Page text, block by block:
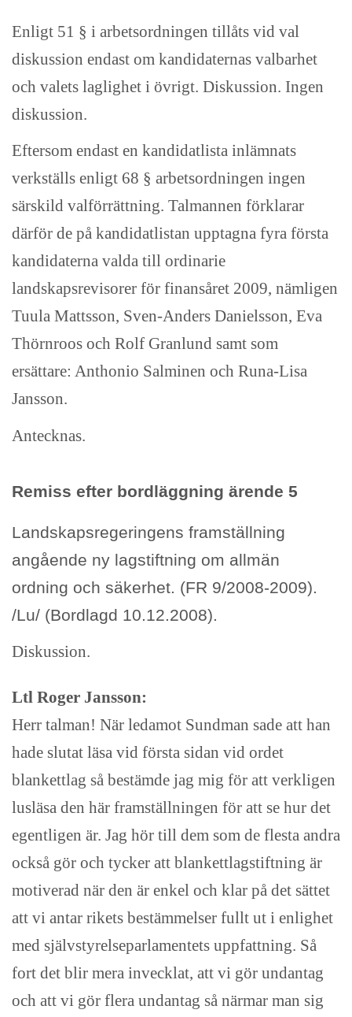
Enligt 51 § i arbetsordningen tillåts vid val
diskussion endast om kandidaternas valbarhet
och valets laglighet i övrigt. Diskussion. Ingen
diskussion.
Eftersom endast en kandidatlista inlämnats
verkställs enligt 68 § arbetsordningen ingen
särskild valförrättning. Talmannen förklarar
därför de på kandidatlistan upptagna fyra första
kandidaterna valda till ordinarie
landskapsrevisorer för finansåret 2009, nämligen
Tuula Mattsson, Sven-Anders Danielsson, Eva
Thörnroos och Rolf Granlund samt som
ersättare: Anthonio Salminen och Runa-Lisa
Jansson.
Antecknas.
Remiss efter bordläggning ärende 5
Landskapsregeringens framställning
angående ny lagstiftning om allmän
ordning och säkerhet. (FR 9/2008-2009).
/Lu/ (Bordlagd 10.12.2008).
Diskussion.
Ltl Roger Jansson:
Herr talman! När ledamot Sundman sade att han
hade slutat läsa vid första sidan vid ordet
blankettlag så bestämde jag mig för att verkligen
lusläsa den här framställningen för att se hur det
egentligen är. Jag hör till dem som de flesta andra
också gör och tycker att blankettlagstiftning är
motiverad när den är enkel och klar på det sättet
att vi antar rikets bestämmelser fullt ut i enlighet
med självstyrelseparlamentets uppfattning. Så
fort det blir mera invecklat, att vi gör undantag
och att vi gör flera undantag så närmar man sig